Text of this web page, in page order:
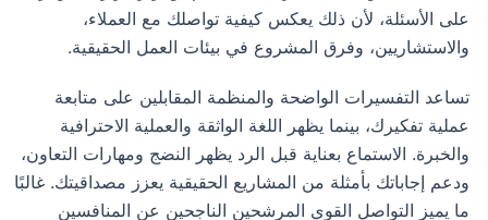
على الأسئلة، لأن ذلك يعكس كيفية تواصلك مع العملاء،
والاستشاريين، وفرق المشروع في بيئات العمل الحقيقية.
تساعد التفسيرات الواضحة والمنظمة المقابلين على متابعة
عملية تفكيرك، بينما يظهر اللغة الواثقة والعملية الاحترافية
والخبرة. الاستماع بعناية قبل الرد يظهر النضج ومهارات التعاون،
ودعم إجاباتك بأمثلة من المشاريع الحقيقية يعزز مصداقيتك. غالبًا
ما يميز التواصل القوي المرشحين الناجحين عن المنافسين